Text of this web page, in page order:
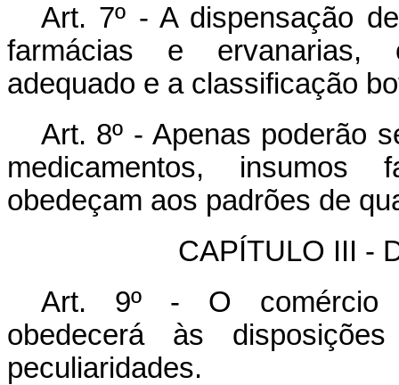
Art. 7º - A dispensação
farmácias e ervanarias,
adequado e a classificação
Art. 8º - Apenas poderão
medicamentos, insumos
obedeçam aos padrões de
CAPÍTULO III -
Art. 9º - O comércio
obedecerá às
peculiaridades.